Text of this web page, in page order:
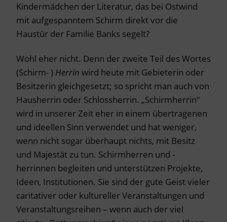
Kindermädchen der Literatur, das bei Ostwind
mit aufgespanntem Schirm direkt vor die
Haustür der Familie Banks segelt?
Wohl eher nicht. Denn der zweite Teil des Wortes
(Schirm- ) Herrin wird heute mit Gebieterin oder
Besitzerin gleichgesetzt; so spricht man auch von
Hausherrin oder Schlossherrin. „Schirmherrin“
wird in unserer Zeit eher in einem übertragenen
und ideellen Sinn verwendet und hat weniger,
wenn nicht sogar überhaupt nichts, mit Besitz
und Majestät zu tun. Schirmherren und -
herrinnen begleiten und unterstützen Projekte,
Ideen, Institutionen. Sie sind der gute Geist vieler
caritativer oder kultureller Veranstaltungen und
Veranstaltungsreihen – wenn auch der viel